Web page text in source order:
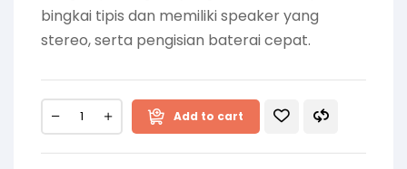
bingkai tipis dan memiliki speaker yang
stereo, serta pengisian baterai cepat.
Add to cart